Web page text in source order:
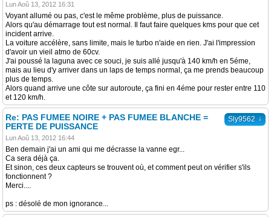
Lun Aoû 13, 2012 16:31
Voyant allumé ou pas, c'est le même problème, plus de puissance.
Alors qu'au démarrage tout est normal. Il faut faire quelques kms pour que cet
incident arrive.
La voiture accélère, sans limite, mais le turbo n'aide en rien. J'ai l'impression
d'avoir un vieil atmo de 60cv.
J'ai poussé la laguna avec ce souci, je suis allé jusqu'à 140 km/h en 5éme,
mais au lieu d'y arriver dans un laps de temps normal, ça me prends beaucoup
plus de temps.
Alors quand arrive une côte sur autoroute, ça fini en 4éme pour rester entre 110
et 120 km/h.
Sly9562 ↓
Re: PAS FUMEE NOIRE + PAS FUMEE BLANCHE =
PERTE DE PUISSANCE
Lun Aoû 13, 2012 16:44
Ben demain j'ai un ami qui me décrasse la vanne egr...
Ca sera déjà ça.
Et sinon, ces deux capteurs se trouvent où, et comment peut on vérifier s'ils
fonctionnent ?
Merci....
ps : désolé de mon ignorance...